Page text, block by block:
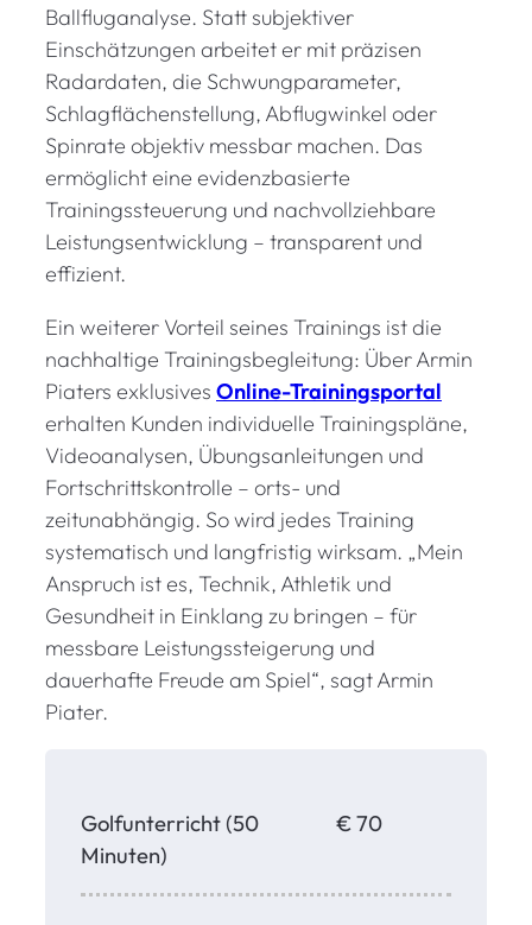
Ballfluganalyse. Statt subjektiver
Einschätzungen arbeitet er mit präzisen
Radardaten, die Schwungparameter,
Schlagflächenstellung, Abflugwinkel oder
Spinrate objektiv messbar machen. Das
ermöglicht eine evidenzbasierte
Trainingssteuerung und nachvollziehbare
Leistungsentwicklung – transparent und
effizient.
Ein weiterer Vorteil seines Trainings ist die
nachhaltige Trainingsbegleitung: Über Armin
Piaters exklusives Online-Trainingsportal
erhalten Kunden individuelle Trainingspläne,
Videoanalysen, Übungsanleitungen und
Fortschrittskontrolle – orts- und
zeitunabhängig. So wird jedes Training
systematisch und langfristig wirksam. „Mein
Anspruch ist es, Technik, Athletik und
Gesundheit in Einklang zu bringen – für
messbare Leistungssteigerung und
dauerhafte Freude am Spiel“, sagt Armin
Piater.
Golfunterricht (50
Minuten)
€ 70